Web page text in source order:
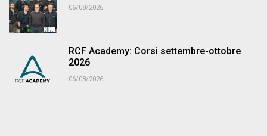
06/08/2026
RCF Academy: Corsi settembre-ottobre
2026
06/08/2026